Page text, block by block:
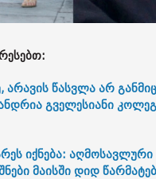
არავის წასვლა არ
გველესიანი
იქნება: აღმოსავლური
მაისში დიდ